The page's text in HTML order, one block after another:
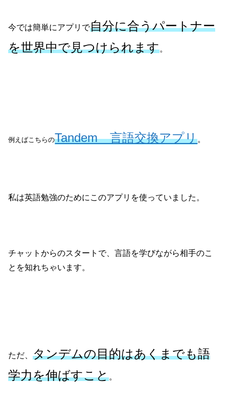
今では簡単にアプリで自分に合うパートナー
を世界中で見つけられます。
例えばこちらのTandem 言語交換アプリ。
私は英語勉強のためにこのアプリを使っていました。
チャットからのスタートで、言語を学びながら相手のこ
とを知れちゃいます。
ただ、タンデムの目的はあくまでも語
学力を伸ばすこと。